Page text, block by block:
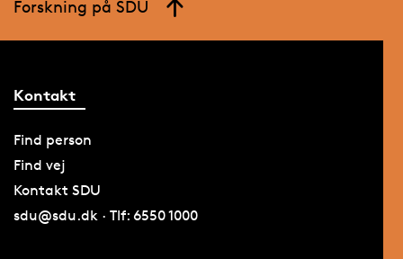
Forskning på SDU
Kontakt
Find person
Find vej
Kontakt SDU
sdu@sdu.dk · Tlf: 6550 1000